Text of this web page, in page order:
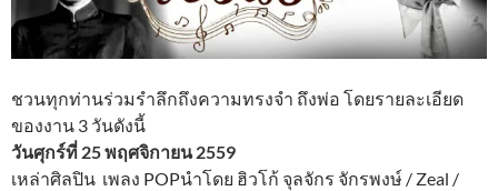
ชวนทุกท่านร่วมรำลึกถึงความทรงจำ ถึงพ่อ โดยรายละเอียด
ของงาน 3 วันดังนี้
วันศุกร์ที่ 25 พฤศจิกายน 2559
เหล่าศิลปิน เพลง POPนำโดย ฮิวโก้ จุลจักร จักรพงษ์ / Zeal /